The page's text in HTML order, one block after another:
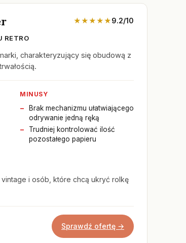
★★★★★9.2/10
RETRO
charakteryzujący się obudową z
MINUSY
Brak mechanizmu ułatwiającego
odrywanie jedną ręką
Trudniej kontrolować ilość
pozostałego papieru
vintage i osób, które chcą ukryć rolkę
Sprawdź ofertę →